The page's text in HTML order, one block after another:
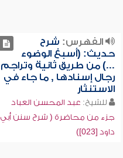
الفهرس: شرح
حديث: (أسبغ الوضوء
...) من طريق ثانية وتراجم
رجال إسنادها , ما جاء في
الاستنثار
للشيخ: عبد المحسن العباد
جزء من محاضرة ( شرح سنن أبي
داود [023])